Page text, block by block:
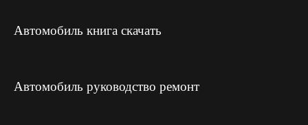
Автомобиль книга скачать
Автомобиль руководство ремонт